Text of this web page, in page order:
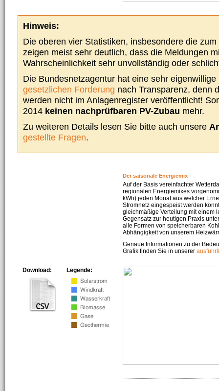
Hinweis:
Die oberen vier Statistiken, insbesondere die
zeigen meist sehr deutlich, dass die Meldungen
Wahrscheinlichkeit sehr unvollständig oder
Die Bundesnetzagentur hat eine sehr
gesetzlichen Forderung nach Transparenz, denn
werden nicht im Anlagenregister veröffentlicht!
2014 keinen nachprüfbaren PV-Zubau mehr.
Zu weiteren Details lesen Sie bitte auch unsere
gestellte Fragen.
Der saisonale Energiemix
Auf der Basis vereinfachter
regionalen Energiemixes
kWh) jeden Monat aus welcher
Stromnetz eingespeist werden
gleichmäßige Verteilung mit einem
Gegensatz zur heutigen Praxis
alle Formen von speicherbaren
Abhängigkeit von unserem
Genaue Informationen zu der
Grafik finden Sie in unserer
Legende:
Download: